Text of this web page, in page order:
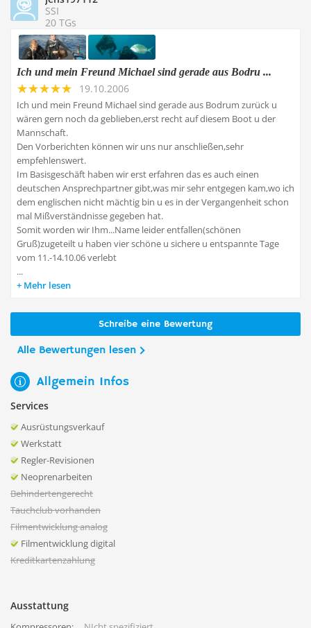
SSI
20 TGs
Ich und mein Freund Michael sind gerade aus Bodru ...
19.10.2006
Ich und mein Freund Michael sind gerade aus Bodrum zurück u
wären gern noch da geblieben,erst recht auf diesem Boot u der
Mannschaft.
Den Vorberichten können wir uns nur anschließen,sehr
empfehlenswert.
Im Basisgeschäft haben wir erst erfahren das es auch einen
deutschen Ansprechpartner gibt,was mir sehr entgegen kam,wo ich
dem englischen nicht mächtig bin u es in der Vergangenheit schon
mal Mißverständnisse gegeben hat.
Somit worden wir Ihm...Name leider entfallen(schönen
Gruß)zugeteilt u haben vier schöne u sichere u entspannte Tage
vom 11.-14.10.06 verlebt
...
Mehr lesen
Schreibe eine Bewertung
Alle Bewertungen lesen
Allgemein Infos
Services
Ausrüstungsverkauf
Werkstatt
Regler-Revisionen
Neoprenarbeiten
Behindertengerecht
Tauchclub vorhanden
Filmentwicklung analog
Filmentwicklung digital
Kreditkartenzahlung
Ausstattung